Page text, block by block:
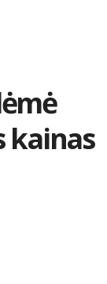
kainas